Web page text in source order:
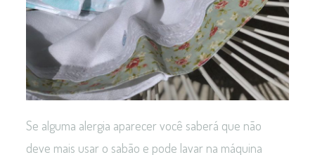
Se alguma alergia aparecer você saberá que não
deve mais usar o sabão e pode lavar na máquina